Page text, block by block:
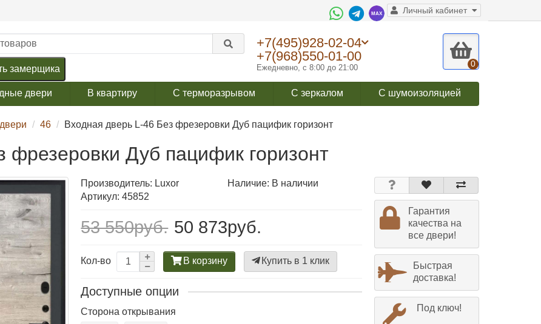
Личный кабинет
+7(495)928-02-04
+7(968)550-01-00
Ежедневно, с 8:00 до 21:00 0
замерщика
двери В квартиру С терморазрывом С зеркалом С шумоизоляцией
46 Входная дверь L-46 Без фрезеровки Дуб пацифик горизонт
фрезеровки Дуб пацифик горизонт
Производитель: Luxor
Наличие: В наличии
Артикул: 45852
53 550руб. 50 873руб.
Кол-во В корзину Купить в 1 клик
Доступные опции
Сторона открывания
Гарантия
качества на
все двери!
Быстрая
доставка!
Под ключ!